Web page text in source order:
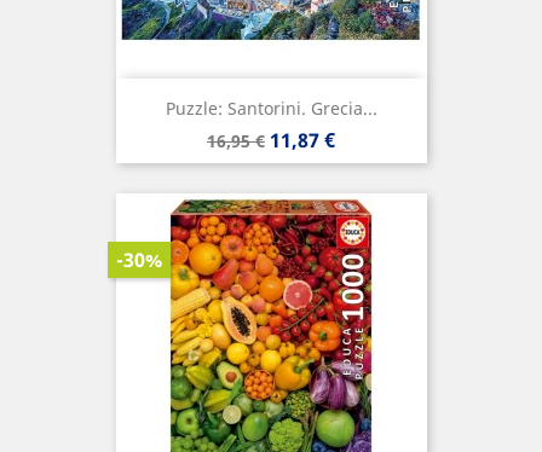
Puzzle: Santorini. Grecia...
Precio
base
16,95 € Precio
11,87 €
-30%